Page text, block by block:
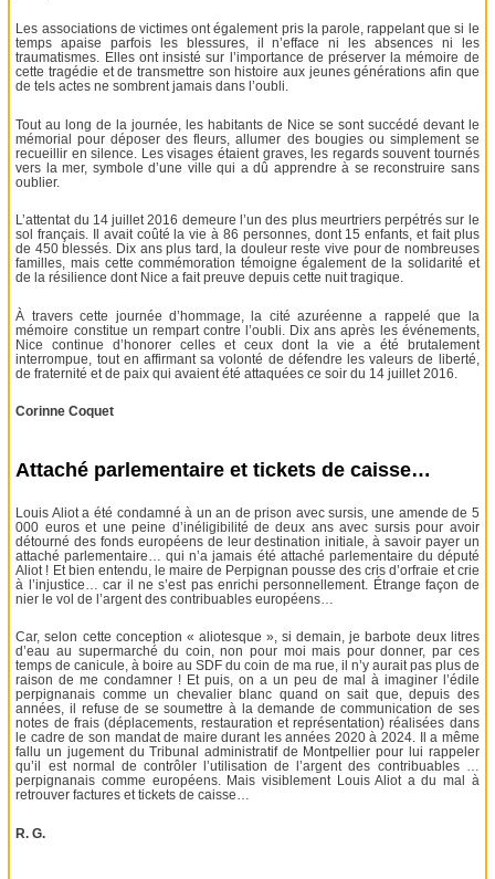
Les associations de victimes ont également pris la parole, rappelant que si le
temps apaise parfois les blessures, il n’efface ni les absences ni les
traumatismes. Elles ont insisté sur l’importance de préserver la mémoire de
cette tragédie et de transmettre son histoire aux jeunes générations afin que
de tels actes ne sombrent jamais dans l’oubli.
Tout au long de la journée, les habitants de Nice se sont succédé devant le
mémorial pour déposer des fleurs, allumer des bougies ou simplement se
recueillir en silence. Les visages étaient graves, les regards souvent tournés
vers la mer, symbole d’une ville qui a dû apprendre à se reconstruire sans
oublier.
L’attentat du 14 juillet 2016 demeure l’un des plus meurtriers perpétrés sur le
sol français. Il avait coûté la vie à 86 personnes, dont 15 enfants, et fait plus
de 450 blessés. Dix ans plus tard, la douleur reste vive pour de nombreuses
familles, mais cette commémoration témoigne également de la solidarité et
de la résilience dont Nice a fait preuve depuis cette nuit tragique.
À travers cette journée d’hommage, la cité azuréenne a rappelé que la
mémoire constitue un rempart contre l’oubli. Dix ans après les événements,
Nice continue d’honorer celles et ceux dont la vie a été brutalement
interrompue, tout en affirmant sa volonté de défendre les valeurs de liberté,
de fraternité et de paix qui avaient été attaquées ce soir du 14 juillet 2016.
Corinne Coquet
Attaché parlementaire et tickets de caisse…
Louis Aliot a été condamné à un an de prison avec sursis, une amende de 5
000 euros et une peine d’inéligibilité de deux ans avec sursis pour avoir
détourné des fonds européens de leur destination initiale, à savoir payer un
attaché parlementaire… qui n’a jamais été attaché parlementaire du député
Aliot ! Et bien entendu, le maire de Perpignan pousse des cris d’orfraie et crie
à l’injustice… car il ne s’est pas enrichi personnellement. Étrange façon de
nier le vol de l’argent des contribuables européens…
Car, selon cette conception « aliotesque », si demain, je barbote deux litres
d’eau au supermarché du coin, non pour moi mais pour donner, par ces
temps de canicule, à boire au SDF du coin de ma rue, il n’y aurait pas plus de
raison de me condamner ! Et puis, on a un peu de mal à imaginer l’édile
perpignanais comme un chevalier blanc quand on sait que, depuis des
années, il refuse de se soumettre à la demande de communication de ses
notes de frais (déplacements, restauration et représentation) réalisées dans
le cadre de son mandat de maire durant les années 2020 à 2024. Il a même
fallu un jugement du Tribunal administratif de Montpellier pour lui rappeler
qu’il est normal de contrôler l’utilisation de l’argent des contribuables …
perpignanais comme européens. Mais visiblement Louis Aliot a du mal à
retrouver factures et tickets de caisse…
R. G.